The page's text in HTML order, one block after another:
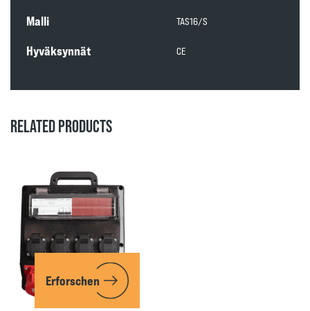
Malli TAS16/S
Hyväksynnät CE
RELATED PRODUCTS
Erforschen